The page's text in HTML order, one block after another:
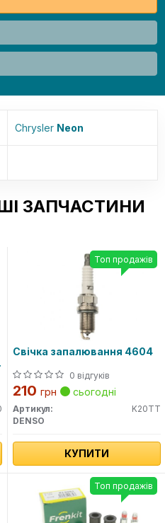
Chrysler Neon
ЗАПЧАСТИНИ
Свічка запалювання 4604
0 відгуків
210 грн сьогодні
Артикул:
K20TT
DENSO
КУПИТИ
Топ продажів
Топ продажів